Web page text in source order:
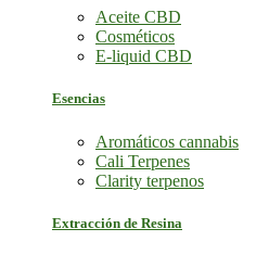
Aceite CBD
Cosméticos
E-liquid CBD
Esencias
Aromáticos cannabis
Cali Terpenes
Clarity terpenos
Extracción de Resina